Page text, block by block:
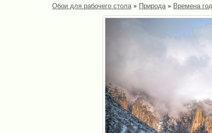
Обои для рабочего стола» Природа» Времена